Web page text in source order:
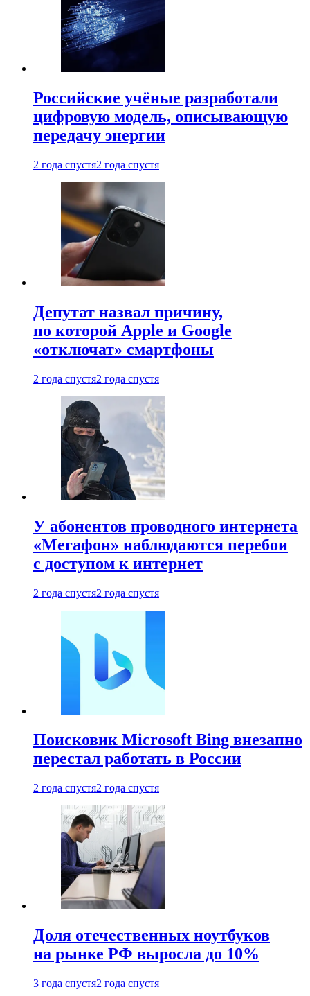
Российские учёные разработали
цифровую модель, описывающую
передачу энергии
2 года спустя2 года спустя
Депутат назвал причину,
по которой Apple и Google
«отключат» смартфоны
2 года спустя2 года спустя
У абонентов проводного интернета
«Мегафон» наблюдаются перебои
с доступом к интернет
2 года спустя2 года спустя
Поисковик Microsoft Bing внезапно
перестал работать в России
2 года спустя2 года спустя
Доля отечественных ноутбуков
на рынке РФ выросла до 10%
3 года спустя2 года спустя